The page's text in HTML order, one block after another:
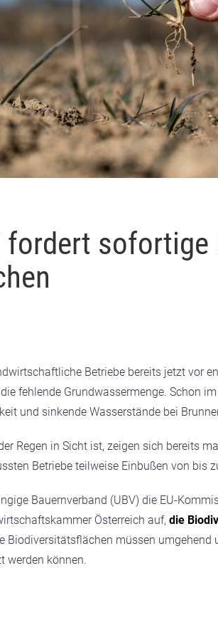
fordert sofortige
Betriebe bereits jetzt vor
fehlende Grundwassermenge. Schon
und sinkende Wasserstände bei
Regen in Sicht ist, zeigen sich bereits
Betriebe teilweise Einbußen von bis
Bauernverband (UBV) die EU-
Österreich auf, die
Biodiversitätsflächen müssen umgehend
werden können.